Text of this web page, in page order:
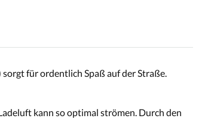
für ordentlich Spaß auf der Straße.
kann so optimal strömen. Durch den